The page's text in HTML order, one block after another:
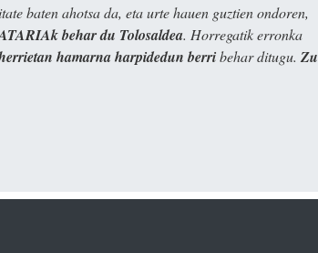
baten ahotsa da, eta urte hauen guztien ondoren,
behar du Tolosaldea. Horregatik erronka
hamarna harpidedun berribehar ditugu. Zu